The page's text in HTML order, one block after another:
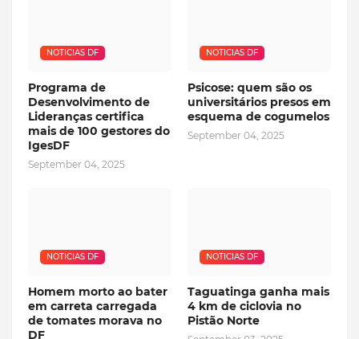
NOTICIAS DF
Programa de
Desenvolvimento de
Lideranças certifica
mais de 100 gestores do
IgesDF
September 04, 2025
NOTICIAS DF
Psicose: quem são os
universitários presos em
esquema de cogumelos
September 04, 2025
NOTICIAS DF
Homem morto ao bater
em carreta carregada
de tomates morava no
DF
NOTICIAS DF
Taguatinga ganha mais
4 km de ciclovia no
Pistão Norte